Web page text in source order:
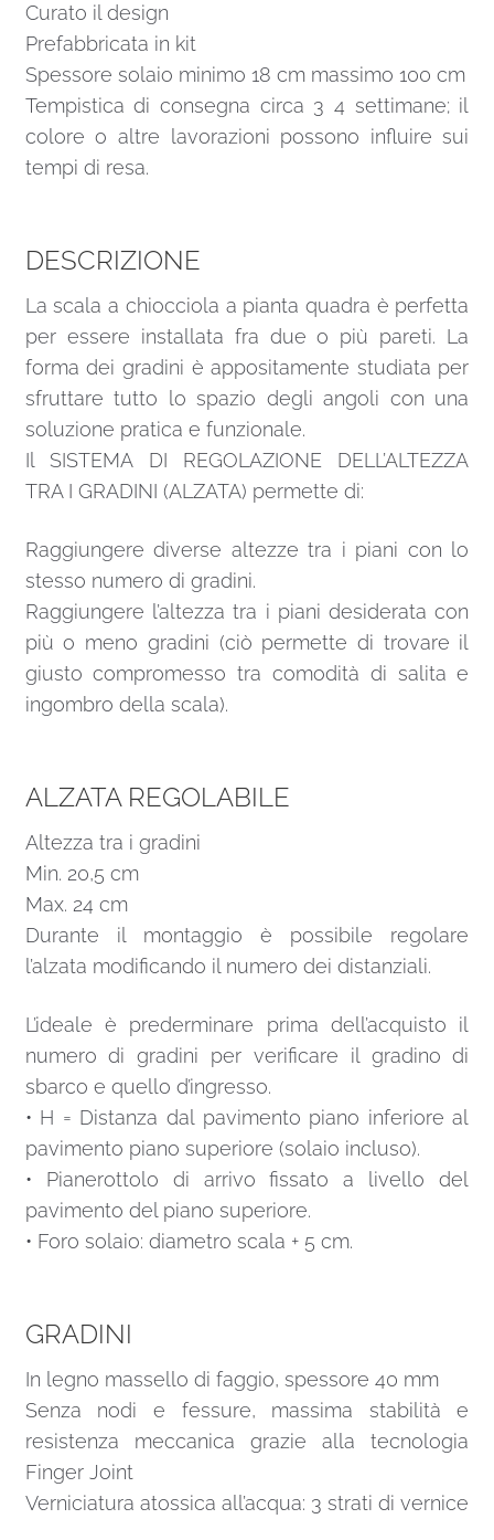
Curato il design
Prefabbricata in kit
Spessore solaio minimo 18 cm massimo 100 cm
Tempistica di consegna circa 3 4 settimane; il
colore o altre lavorazioni possono influire sui
tempi di resa.
DESCRIZIONE
La scala a chiocciola a pianta quadra è perfetta
per essere installata fra due o più pareti. La
forma dei gradini è appositamente studiata per
sfruttare tutto lo spazio degli angoli con una
soluzione pratica e funzionale.
Il SISTEMA DI REGOLAZIONE DELL’ALTEZZA
TRA I GRADINI (ALZATA) permette di:
Raggiungere diverse altezze tra i piani con lo
stesso numero di gradini.
Raggiungere l’altezza tra i piani desiderata con
più o meno gradini (ciò permette di trovare il
giusto compromesso tra comodità di salita e
ingombro della scala).
ALZATA REGOLABILE
Altezza tra i gradini
Min. 20,5 cm
Max. 24 cm
Durante il montaggio è possibile regolare
l’alzata modificando il numero dei distanziali.
L’ideale è prederminare prima dell’acquisto il
numero di gradini per verificare il gradino di
sbarco e quello d’ingresso.
• H = Distanza dal pavimento piano inferiore al
pavimento piano superiore (solaio incluso).
• Pianerottolo di arrivo fissato a livello del
pavimento del piano superiore.
• Foro solaio: diametro scala + 5 cm.
GRADINI
In legno massello di faggio, spessore 40 mm
Senza nodi e fessure, massima stabilità e
resistenza meccanica grazie alla tecnologia
Finger Joint
Verniciatura atossica all’acqua: 3 strati di vernice